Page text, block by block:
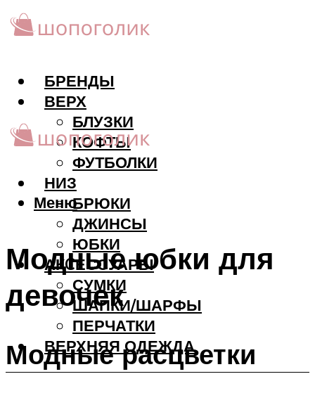
БРЕНДЫ
ВЕРХ
БЛУЗКИ
КОФТЫ
ФУТБОЛКИ
НИЗ
БРЮКИ
ДЖИНСЫ
ЮБКИ
АКCЕССУАРЫ
СУМКИ
ШАПКИ/ШАРФЫ
ПЕРЧАТКИ
ВЕРХНЯЯ ОДЕЖДА
Меню
Модные юбки для
девочек
Модные расцветки